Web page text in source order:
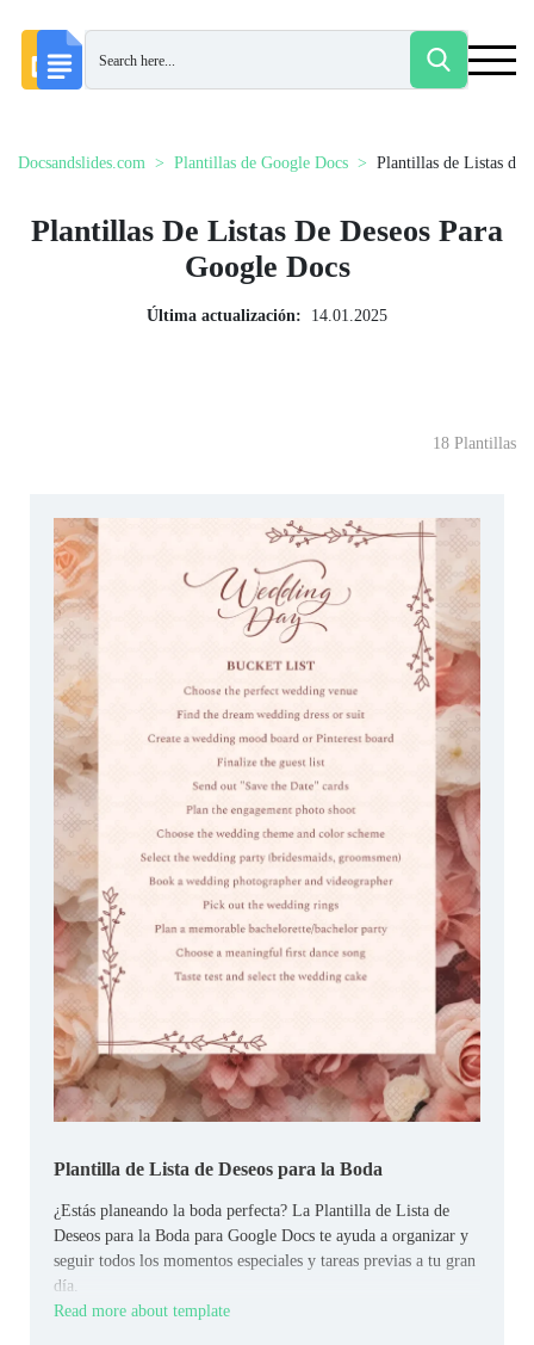
Docsandslides.com Plantillas de Google Docs Plantillas de Listas de
Plantillas De Listas De Deseos Para
Google Docs
Última actualización: 14.01.2025
18 Plantillas
Plantilla de Lista de Deseos para la Boda
¿Estás planeando la boda perfecta? La Plantilla de Lista de
Deseos para la Boda para Google Docs te ayuda a organizar y
seguir todos los momentos especiales y tareas previas a tu gran
día.
Read more about template